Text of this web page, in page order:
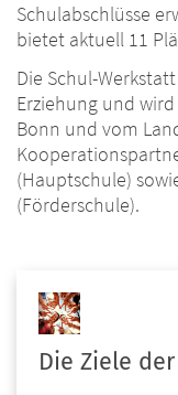
Schulabschlüsse
bietet aktuell 11
Die Schul-
Erziehung und
Bonn und vom
(Hauptschule)
(Förderschule).
Die Ziele